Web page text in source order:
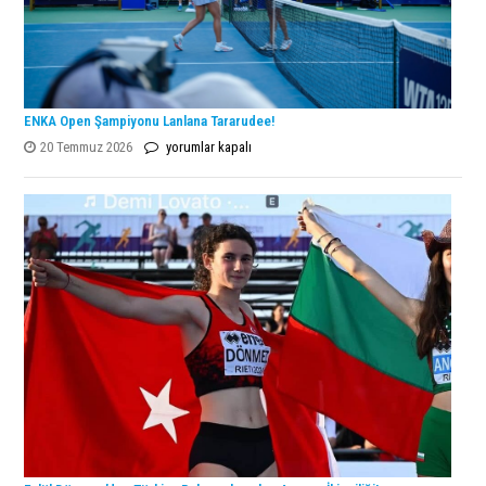
ENKA Open Şampiyonu Lanlana Tararudee!
20 Temmuz 2026
ENKA
Şampiyonu
Lanlana
Tararudee!
için
yorumlar kapalı